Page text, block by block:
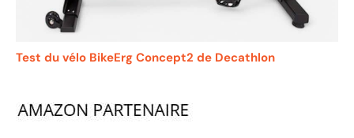
Test du vélo BikeErg Concept2 de Decathlon